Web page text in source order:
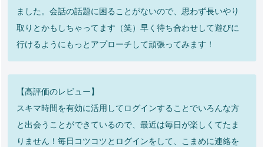
ました。会話の話題に困ることがないので、思わず長いやり
取りとかもしちゃってます（笑）早く待ち合わせして遊びに
行けるようにもっとアプローチして頑張ってみます！
【高評価のレビュー】
スキマ時間を有効に活用してログインすることでいろんな方
と出会うことができているので、最近は毎日が楽しくてたま
りません！毎日コツコツとログインをして、こまめに連絡を